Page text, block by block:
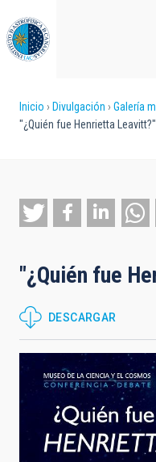
al
contenido
principal
Sobrescribir
enlaces
ayuda
a
navegación
Inicio Divulgación Galería
"¿Quién fue Henrietta Leavitt?"
"¿Quién fue
DESCARGAR